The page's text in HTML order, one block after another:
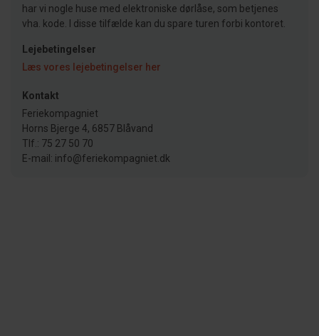
har vi nogle huse med elektroniske dørlåse, som betjenes
vha. kode. I disse tilfælde kan du spare turen forbi kontoret.
Lejebetingelser
Læs vores lejebetingelser her
Kontakt
Feriekompagniet
Horns Bjerge 4, 6857 Blåvand
Tlf.: 75 27 50 70
E-mail: info@feriekompagniet.dk